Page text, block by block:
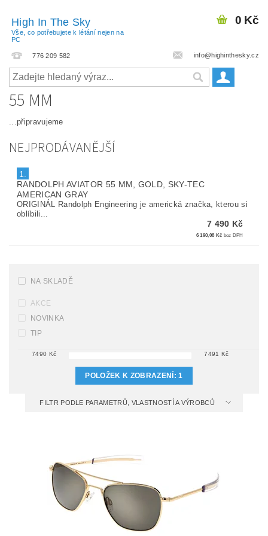
High In The Sky
Vše, co potřebujete k létání nejen na
PC
776 209 582 info@highinthesky.cz
0 Kč
55 MM
...připravujeme
NEJPRODÁVANĚJŠÍ
1.
RANDOLPH AVIATOR 55 MM, GOLD, SKY-TEC
AMERICAN GRAY
ORIGINÁL Randolph Engineering je americká značka, kterou si
oblíbili...
7 490 Kč
6 190,08 Kč bez DPH
NA SKLADĚ
AKCE
NOVINKA
TIP
7490 Kč 7491 Kč
POLOŽEK K ZOBRAZENÍ:1
FILTR PODLE PARAMETRŮ, VLASTNOSTÍ A VÝROBCŮ